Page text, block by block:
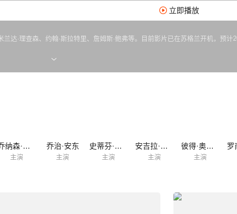
立即播放
达·理查森、约翰·斯拉特里、詹姆斯·鲍弗等。目前影片已在苏格兰开机，预计
乔纳森·阿里斯
主演
乔治·安东
主演
史蒂芬·克里
主演
安吉拉·科斯特洛
主演
彼得·奥蒙德
主演